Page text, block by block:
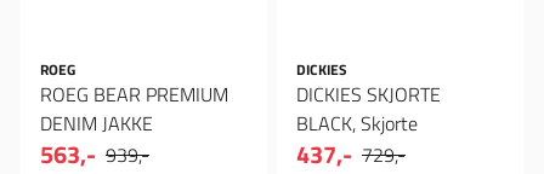
ROEG
ROEG BEAR PREMIUM
DENIM JAKKE
563,- 939,-
DICKIES
DICKIES SKJORTE
BLACK, Skjorte
437,- 729,-